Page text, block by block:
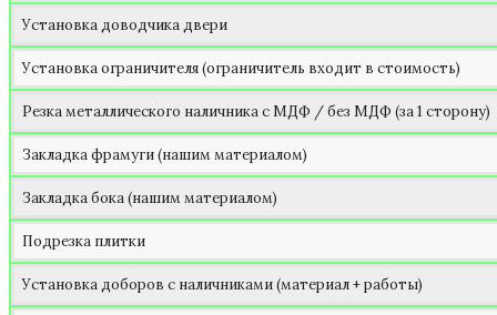
Установка доводчика двери
Установка ограничителя (ограничитель входит в стоимость)
Резка металлического наличника с МДФ / без МДФ (за 1 сторону)
Закладка фрамуги (нашим материалом)
Закладка бока (нашим материалом)
Подрезка плитки
Установка доборов с наличниками (материал + работы)